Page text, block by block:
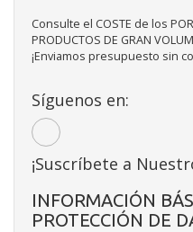
Consulte el COSTE de los
PRODUCTOS DE GRAN
¡Enviamos presupuesto sin
Síguenos en:
¡Suscríbete a
INFORMACIÓN
PROTECCIÓN DE